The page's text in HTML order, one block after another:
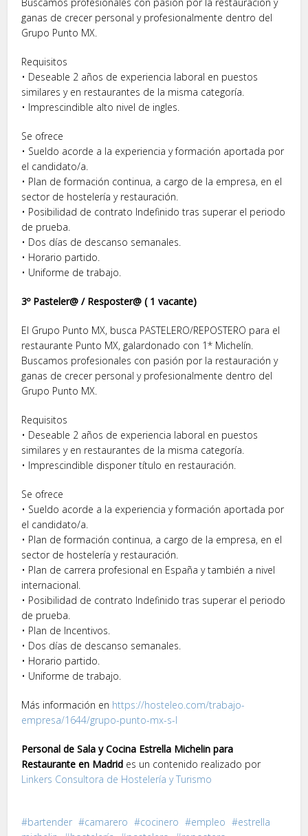
ganas de crecer personal y profesionalmente dentro del
Grupo Punto MX.
Requisitos
• Deseable 2 años de experiencia laboral en puestos
similares y en restaurantes de la misma categoría.
• Imprescindible alto nivel de ingles.
Se ofrece
• Sueldo acorde a la experiencia y formación aportada por
el candidato/a.
• Plan de formación continua, a cargo de la empresa, en el
sector de hostelería y restauración.
• Posibilidad de contrato Indefinido tras superar el periodo
de prueba.
• Dos días de descanso semanales.
• Horario partido.
• Uniforme de trabajo.
3º Pasteler@ / Resposter@ ( 1 vacante)
El Grupo Punto MX, busca PASTELERO/REPOSTERO para el
restaurante Punto MX, galardonado con 1* Michelín.
Buscamos profesionales con pasión por la restauración y
ganas de crecer personal y profesionalmente dentro del
Grupo Punto MX.
Requisitos
• Deseable 2 años de experiencia laboral en puestos
similares y en restaurantes de la misma categoría.
• Imprescindible disponer título en restauración.
Se ofrece
• Sueldo acorde a la experiencia y formación aportada por
el candidato/a.
• Plan de formación continua, a cargo de la empresa, en el
sector de hostelería y restauración.
• Plan de carrera profesional en España y también a nivel
internacional.
• Posibilidad de contrato Indefinido tras superar el periodo
de prueba.
• Plan de Incentivos.
• Dos días de descanso semanales.
• Horario partido.
• Uniforme de trabajo.
Más información en https://hosteleo.com/trabajo-
empresa/1644/grupo-punto-mx-s-l
Personal de Sala y Cocina Estrella Michelin para
Restaurante en Madrid es un contenido realizado por
Linkers Consultora de Hostelería y Turismo
bartender camarero cocinero empleo
estrella